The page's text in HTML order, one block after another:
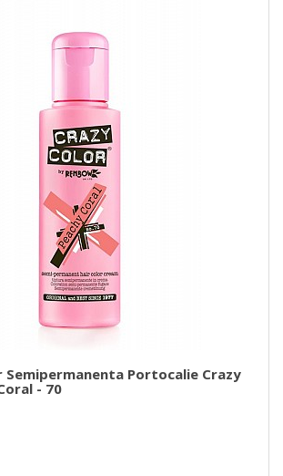
Semipermanenta Portocalie Crazy
- 70